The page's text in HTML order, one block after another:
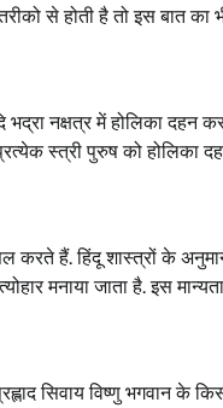
से होती है तो इस बात
नक्षत्र में होलिका दहन
स्त्री पुरुष को
करते हैं. हिंदू शास्त्रों के
मनाया जाता है. इस
सिवाय विष्णु भगवान के